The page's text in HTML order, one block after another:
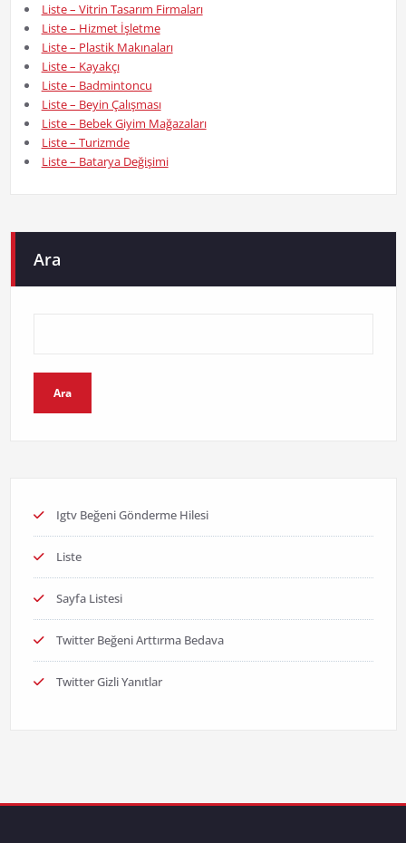
Liste – Vitrin Tasarım Firmaları
Liste – Hizmet İşletme
Liste – Plastik Makınaları
Liste – Kayakçı
Liste – Badmintoncu
Liste – Beyin Çalışması
Liste – Bebek Giyim Mağazaları
Liste – Turizmde
Liste – Batarya Değişimi
Ara
Ara
Igtv Beğeni Gönderme Hilesi
Liste
Sayfa Listesi
Twitter Beğeni Arttırma Bedava
Twitter Gizli Yanıtlar